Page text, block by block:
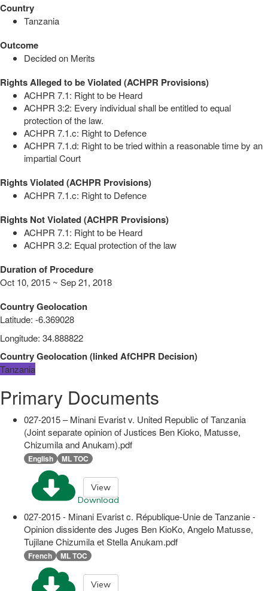
Country
Tanzania
Outcome
Decided on Merits
Rights Alleged to be Violated (ACHPR Provisions)
ACHPR 7.1: Right to be Heard
ACHPR 3:2: Every individual shall be entitled to equal
protection of the law.
ACHPR 7.1.c: Right to Defence
ACHPR 7.1.d: Right to be tried within a reasonable time by an
impartial Court
Rights Violated (ACHPR Provisions)
ACHPR 7.1.c: Right to Defence
Rights Not Violated (ACHPR Provisions)
ACHPR 7.1: Right to be Heard
ACHPR 3.2: Equal protection of the law
Duration of Procedure
Oct 10, 2015 ~ Sep 21, 2018
Country Geolocation
Latitude: -6.369028
Longitude: 34.888822
Country Geolocation(linkedAfCHPR Decision)
Tanzania
Primary Documents
027-2015 – Minani Evarist v. United Republic of Tanzania
(Joint separate opinion of Justices Ben Kioko, Matusse,
Chizumila and Anukam).pdf
English ML TOC
Download
View
027-2015 - Minani Evarist c. République-Unie de Tanzanie -
Opinion dissidente des Juges Ben KioKo, Angelo Matusse,
Tujilane Chizumila et Stella Anukam.pdf
French ML TOC
View